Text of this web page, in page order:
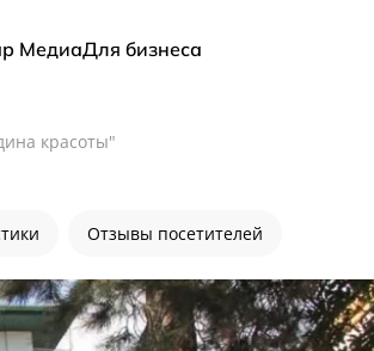
МедиаДля бизнеса
красоты"
Отзывы посетителей